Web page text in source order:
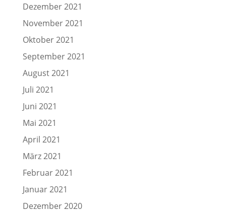
Dezember 2021
November 2021
Oktober 2021
September 2021
August 2021
Juli 2021
Juni 2021
Mai 2021
April 2021
März 2021
Februar 2021
Januar 2021
Dezember 2020